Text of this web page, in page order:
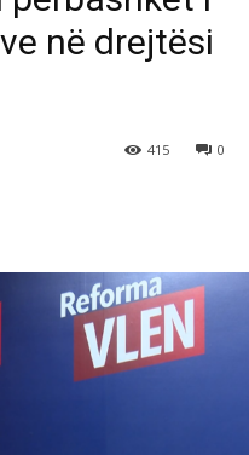
në drejtësi
0
415